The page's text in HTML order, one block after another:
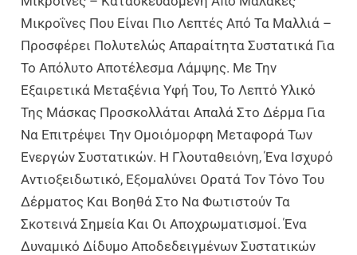
Μικροΐνες Που Είναι Πιο Λεπτές Από Τα Μαλλιά –
Προσφέρει Πολυτελώς Απαραίτητα Συστατικά Για
Το Απόλυτο Αποτέλεσμα Λάμψης. Με Την
Εξαιρετικά Μεταξένια Υφή Του, Το Λεπτό Υλικό
Της Μάσκας Προσκολλάται Απαλά Στο Δέρμα Για
Να Επιτρέψει Την Ομοιόμορφη Μεταφορά Των
Ενεργών Συστατικών. Η Γλουταθειόνη, Ένα Ισχυρό
Αντιοξειδωτικό, Εξομαλύνει Ορατά Τον Τόνο Του
Δέρματος Και Βοηθά Στο Να Φωτιστούν Τα
Σκοτεινά Σημεία Και Οι Αποχρωματισμοί. Ένα
Δυναμικό Δίδυμο Αποδεδειγμένων Συστατικών